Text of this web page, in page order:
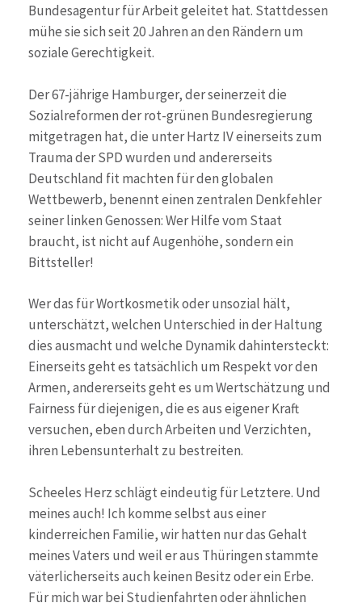
Bundesagentur für Arbeit geleitet hat. Stattdessen
mühe sie sich seit 20 Jahren an den Rändern um
soziale Gerechtigkeit.
Der 67-jährige Hamburger, der seinerzeit die
Sozialreformen der rot-grünen Bundesregierung
mitgetragen hat, die unter Hartz IV einerseits zum
Trauma der SPD wurden und andererseits
Deutschland fit machten für den globalen
Wettbewerb, benennt einen zentralen Denkfehler
seiner linken Genossen: Wer Hilfe vom Staat
braucht, ist nicht auf Augenhöhe, sondern ein
Bittsteller!
Wer das für Wortkosmetik oder unsozial hält,
unterschätzt, welchen Unterschied in der Haltung
dies ausmacht und welche Dynamik dahintersteckt:
Einerseits geht es tatsächlich um Respekt vor den
Armen, andererseits geht es um Wertschätzung und
Fairness für diejenigen, die es aus eigener Kraft
versuchen, eben durch Arbeiten und Verzichten,
ihren Lebensunterhalt zu bestreiten.
Scheeles Herz schlägt eindeutig für Letztere. Und
meines auch! Ich komme selbst aus einer
kinderreichen Familie, wir hatten nur das Gehalt
meines Vaters und weil er aus Thüringen stammte
väterlicherseits auch keinen Besitz oder ein Erbe.
Für mich war bei Studienfahrten oder ähnlichen